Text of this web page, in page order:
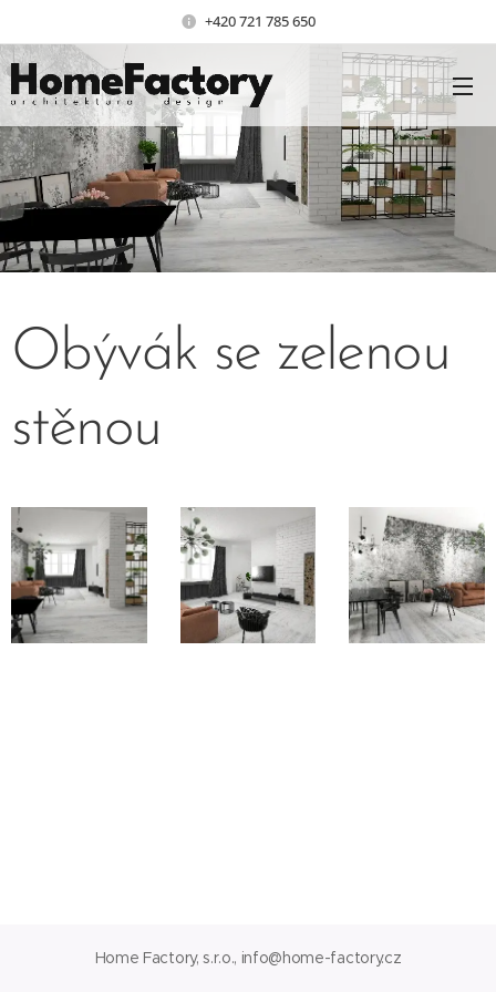
+420 721 785 650
Obývák se zelenou
stěnou
Home Factory, s.r.o., info@home-factory.cz